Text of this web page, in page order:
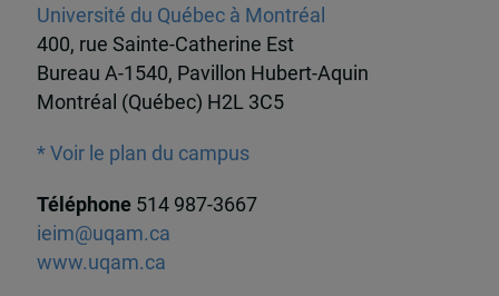
Université du Québec à Montréal
400, rue Sainte-Catherine Est
Bureau A-1540, Pavillon Hubert-Aquin
Montréal (Québec) H2L 3C5
* Voir le plan du campus
Téléphone 514 987-3667
ieim@uqam.ca
www.uqam.ca